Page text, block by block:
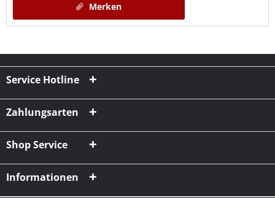
Merken
Service Hotline
Zahlungsarten
Shop Service
Informationen